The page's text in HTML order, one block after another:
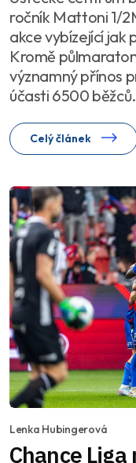
ročník Mattoni 1/
akce vybízející
Kromě
významný přínos
účasti 6500 běžců.
Celý článek
Lenka Hubingerová
Chance